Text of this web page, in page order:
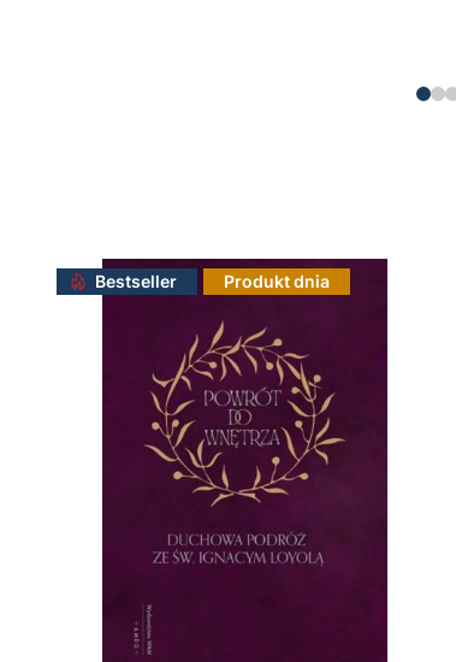
Bestseller Produkt dnia